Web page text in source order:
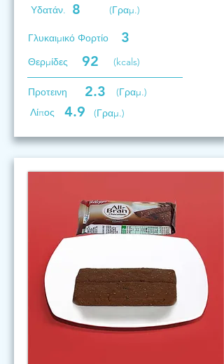
Υδατάν. 8 (Γραμ.)
Γλυκαιμικό Φορτίο 3
Θερμίδες 92 (kcals)
Προτεινη 2.3
(Γραμ.)
Λίπος
4.9 (Γραμ.)